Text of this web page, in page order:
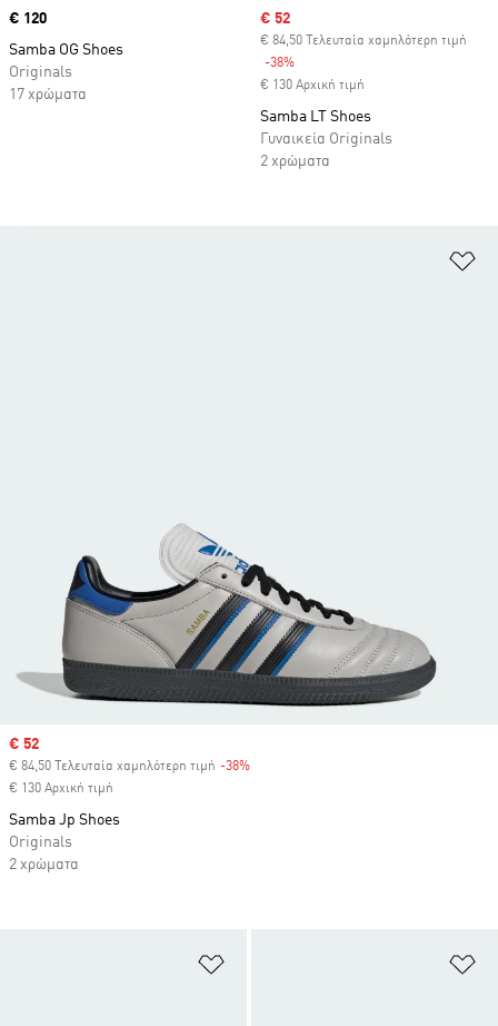
Price
€ 120
Samba OG Shoes
Originals
17 χρώματα
Sale price
€ 52
€ 84,50 Τελευταία χαμηλότερη τιμή
-38%
€ 130 Αρχική τιμή
Samba LT Shoes
Γυναικεία Originals
2 χρώματα
Προσθήκη στη Λίστα Επιθυμιών
Sale price
€ 52
€ 84,50 Τελευταία χαμηλότερη τιμή -38%
€ 130 Αρχική τιμή
Samba Jp Shoes
Originals
2 χρώματα